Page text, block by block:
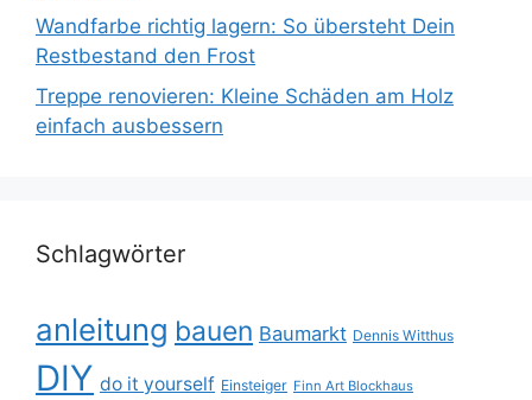
Wandfarbe richtig lagern: So übersteht Dein
Restbestand den Frost
Treppe renovieren: Kleine Schäden am Holz
einfach ausbessern
Schlagwörter
anleitung bauen Baumarkt Dennis Witthus
DIY do it yourself Einsteiger Finn Art Blockhaus